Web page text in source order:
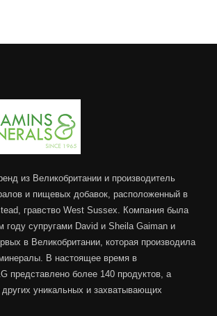
из Великобритании и производитель
и пищевых добавок, расположенный в
гравство West Sussex. Компания была
году супругами David и Sheila Gaiman и
в Великобритании, которая производила
В настоящее время в
представлено более 140 продуктов, а
уникальных и захватывающих